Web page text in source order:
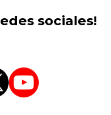
sociales!